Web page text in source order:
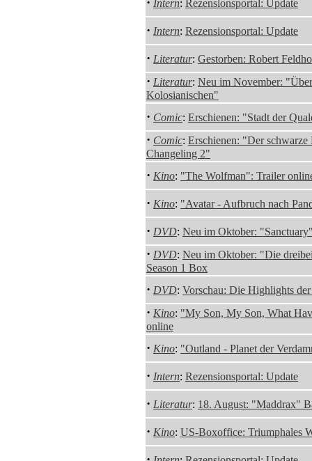
Intern: Rezensionsportal: Update
· Intern: Rezensionsportal: Update
· Literatur: Gestorben: Robert
· Literatur: Neu im November:
Kolosianischen"
· Comic: Erschienen: "Stadt der
· Comic: Erschienen: "Der
Changeling 2"
· Kino: "The Wolfman": Trailer
· Kino: "Avatar - Aufbruch nach
· DVD: Neu im Oktober:
· DVD: Neu im Oktober: "Die
Season 1 Box
· DVD: Vorschau: Die Highlights
· Kino: "My Son, My Son, What
online
· Kino: "Outland - Planet der
· Intern: Rezensionsportal: Update
· Literatur: 18. August: "Maddrax"
· Kino: US-Boxoffice: Triumphales